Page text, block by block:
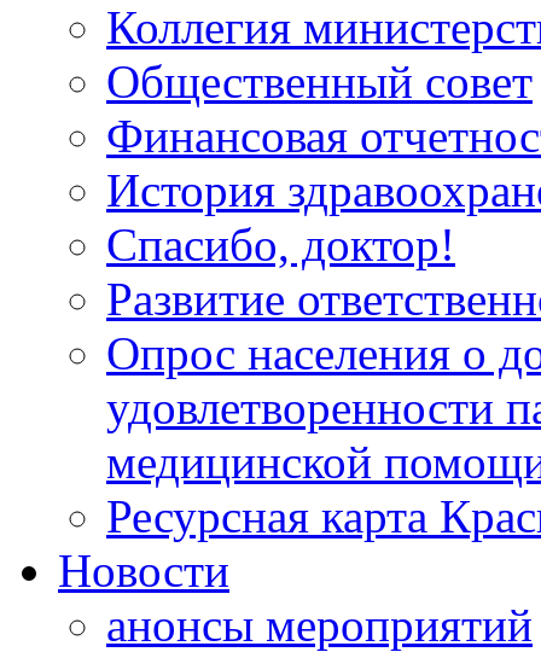
Коллегия
Общественный совет
Финансовая
История
Спасибо, доктор!
Развитие
Опрос населения о
удовлетворенности
медицинской
Ресурсная карта
Новости
анонсы мероприятий